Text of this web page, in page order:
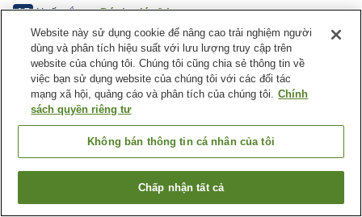
4.7 Xuất sắc Đánh giá:6lượt
Tiện nghi chỗ nghỉ
Bãi đỗ xe
Hồ bơi
BBQ
Nhật Bản Tỉnh Okinawa
Làng Onna
グランディオーソ沖縄ヴィラ 恩納２
Tìm phòng trống
Website này sử dụng cookie để nâng cao trải nghiệm người
dùng và phân tích hiệu suất với lưu lượng truy cập trên
website của chúng tôi. Chúng tôi cũng chia sẻ thông tin về
việc bạn sử dụng website của chúng tôi với các đối tác
mạng xã hội, quảng cáo và phân tích của chúng tôi. Chính
sách quyền riêng tư
Không bán thông tin cá nhân của tôi
Chấp nhận tất cả